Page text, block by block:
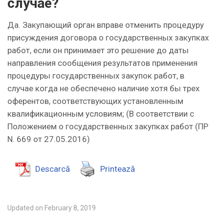
Да. Закупающий орган вправе отменить процедуру
присуждения договора о государственных закупках
работ, если он принимает это решение до даты
направления сообщения результатов применения
процедуры государственных закупок работ, в
случае когда не обеспечено наличие хотя бы трех
оферентов, соответствующих установленным
квалификационным условиям; (В соответствии с
Положением о государственных закупках работ (ПP
N. 669 от 27.05.2016)
Descarcă Printează
Updated on February 8, 2019